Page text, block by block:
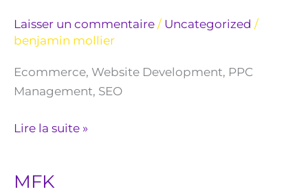
Laisser un commentaire / Uncategorized /
benjamin mollier
Ecommerce, Website Development, PPC
Management, SEO
Lire la suite »
MFK
MFK